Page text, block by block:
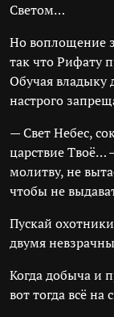
Светом…
Но воплощение
так что Рифату
Обучая владыку
настрого
— Свет Небес,
царствие Твоё…
молитву, не
чтобы не
Пускай
двумя
Когда добыча и
вот тогда всё на